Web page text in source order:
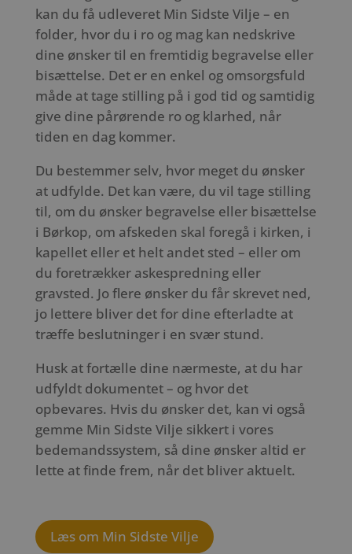
kan du få udleveret Min Sidste Vilje – en
folder, hvor du i ro og mag kan nedskrive
dine ønsker til en fremtidig begravelse eller
bisættelse. Det er en enkel og omsorgsfuld
måde at tage stilling på i god tid og samtidig
give dine pårørende ro og klarhed, når
tiden en dag kommer.
Du bestemmer selv, hvor meget du ønsker
at udfylde. Det kan være, du vil tage stilling
til, om du ønsker begravelse eller bisættelse
i Børkop, om afskeden skal foregå i kirken, i
kapellet eller et helt andet sted – eller om
du foretrækker askespredning eller
gravsted. Jo flere ønsker du får skrevet ned,
jo lettere bliver det for dine efterladte at
træffe beslutninger i en svær stund.
Husk at fortælle dine nærmeste, at du har
udfyldt dokumentet – og hvor det
opbevares. Hvis du ønsker det, kan vi også
gemme Min Sidste Vilje sikkert i vores
bedemandssystem, så dine ønsker altid er
lette at finde frem, når det bliver aktuelt.
Læs om Min Sidste Vilje